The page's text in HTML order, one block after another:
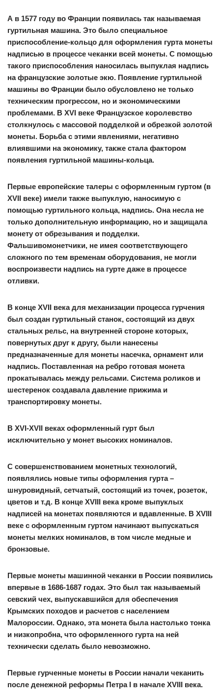
А в 1577 году во Франции появилась так называемая
гуртильная машина. Это было специальное
приспособление-кольцо для оформления гурта монеты
надписью в процессе чеканки всей монеты. С помощью
такого приспособления наносилась выпуклая надпись
на французские золотые экю. Появление гуртильной
машины во Франции было обусловлено не только
техническим прогрессом, но и экономическими
проблемами. В XVI веке Французское королевство
столкнулось с массовой подделкой и обрезкой золотой
монеты. Борьба с этими явлениями, негативно
влиявшими на экономику, также стала фактором
появления гуртильной машины-кольца.
Первые европейские талеры с оформленным гуртом (в
XVII веке) имели также выпуклую, наносимую с
помощью гуртильного кольца, надпись. Она несла не
только дополнительную информацию, но и защищала
монету от обрезывания и подделки.
Фальшивомонетчики, не имея соответствующего
сложного по тем временам оборудования, не могли
воспроизвести надпись на гурте даже в процессе
отливки.
В конце XVII века для механизации процесса гурчения
был создан гуртильный станок, состоящий из двух
стальных рельс, на внутренней стороне которых,
повернутых друг к другу, были нанесены
предназначенные для монеты насечка, орнамент или
надпись. Поставленная на ребро готовая монета
прокатывалась между рельсами. Система роликов и
шестеренок создавала давление прижима и
транспортировку монеты.
В XVI-XVII веках оформленный гурт был
исключительно у монет высоких номиналов.
С совершенствованием монетных технологий,
появлялись новые типы оформления гурта –
шнуровидный, сетчатый, состоящий из точек, розеток,
цветов и т.д. В конце XVIII века кроме выпуклых
надписей на монетах появляются и вдавленные. В XVIII
веке с оформленным гуртом начинают выпускаться
монеты мелких номиналов, в том числе медные и
бронзовые.
Первые монеты машинной чеканки в России появились
впервые в 1686-1687 годах. Это был так называемый
севский чех, выпускавшийся для обеспечения
Крымских походов и расчетов с населением
Малороссии. Однако, эта монета была настолько тонка
и низкопробна, что оформленного гурта на ней
технически сделать было невозможно.
Первые гурченные монеты в России начали чеканить
после денежной реформы Петра I в начале XVIII века.